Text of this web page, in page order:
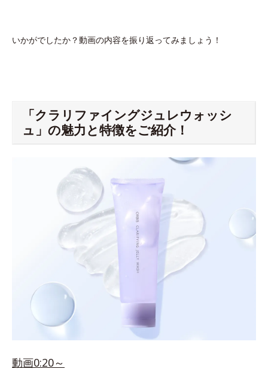
いかがでしたか？動画の内容を振り返ってみましょう！
「クラリファイングジュレウォッシ
ュ」の魅力と特徴をご紹介！
動画0:20～